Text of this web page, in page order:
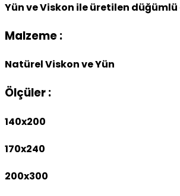
Yün ve Viskon ile üretilen düğümlü
Malzeme :
Natürel Viskon ve Yün
Ölçüler :
140x200
170x240
200x300